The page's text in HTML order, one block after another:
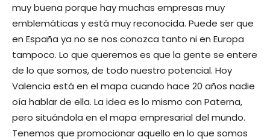
muy buena porque hay muchas empresas muy
emblemáticas y está muy reconocida. Puede ser que
en España ya no se nos conozca tanto ni en Europa
tampoco. Lo que queremos es que la gente se entere
de lo que somos, de todo nuestro potencial. Hoy
Valencia está en el mapa cuando hace 20 años nadie
oía hablar de ella. La idea es lo mismo con Paterna,
pero situándola en el mapa empresarial del mundo.
Tenemos que promocionar aquello en lo que somos